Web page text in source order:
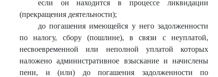
если он находится в процессе ликвидации
(прекращения деятельности);
до погашения имеющейся у него задолженности
по налогу, сбору (пошлине), в связи с неуплатой,
несвоевременной или неполной уплатой которых
наложено административное взыскание и начислены
пени, и (или) до погашения задолженности по